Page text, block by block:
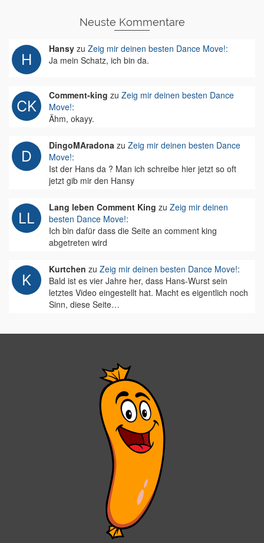
Neuste Kommentare
Hansy zu Zeig mir deinen besten Dance Move!:
Ja mein Schatz, ich bin da.
Comment-king zu Zeig mir deinen besten Dance
Move!:
Ähm, okayy.
DingoMAradona zu Zeig mir deinen besten Dance
Move!:
Ist der Hans da ? Man ich schreibe hier jetzt so oft
jetzt gib mir den Hansy
Lang leben Comment King zu Zeig mir deinen
besten Dance Move!:
Ich bin dafür dass die Seite an comment king
abgetreten wird
Kurtchen zu Zeig mir deinen besten Dance Move!:
Bald ist es vier Jahre her, dass Hans-Wurst sein
letztes Video eingestellt hat. Macht es eigentlich noch
Sinn, diese Seite…